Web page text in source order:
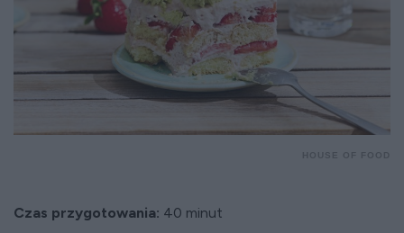
Czas przygotowania: 40 minut